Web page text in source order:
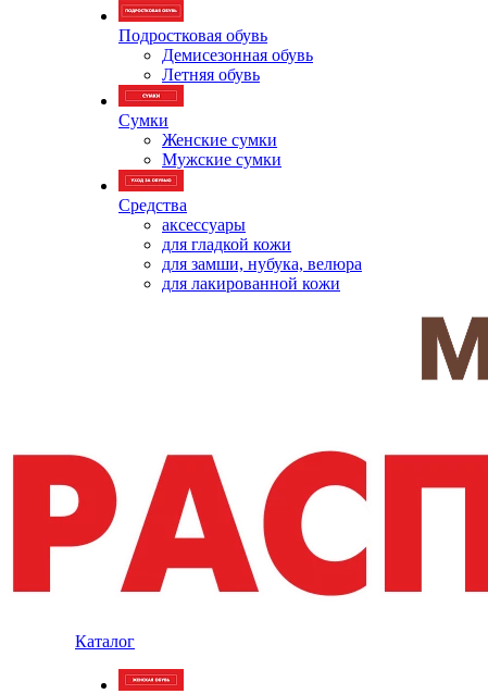
Подростковая обувь
Демисезонная обувь
Летняя обувь
Сумки
Женские сумки
Мужские сумки
Средства
аксессуары
для гладкой кожи
для замши, нубука, велюра
для лакированной кожи
Каталог